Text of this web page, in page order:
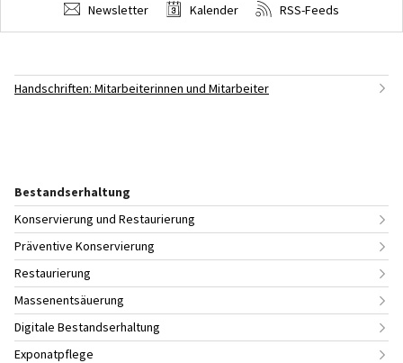
Newsletter Kalender RSS-Feeds
Handschriften: Mitarbeiterinnen und Mitarbeiter
Bestandserhaltung
Konservierung und Restaurierung
Präventive Konservierung
Restaurierung
Massenentsäuerung
Digitale Bestandserhaltung
Exponatpflege